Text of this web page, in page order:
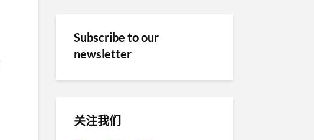
Subscribe to our
newsletter
关注我们